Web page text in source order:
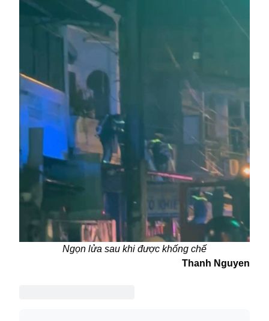
Ngọn lửa sau khi được khống chế
Thanh Nguyen